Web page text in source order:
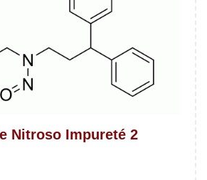
Nitroso Impureté 2